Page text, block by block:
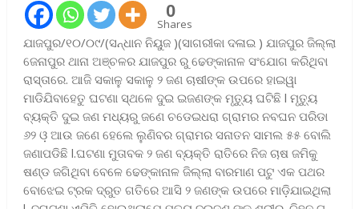
0
Shares
ଯାଜପୁର/୧୦/୦୯/(ସନ୍ଧାନ ନିୟୁଜ )(ସାଗରୀକା ଦଳାଇ ) ଯାଜପୁର ଜିଲ୍ଲା
ଜେନାପୁର ଥାନା ଅଞ୍ଚଳର ଯାଜପୁର ରୁ ଢେଙ୍କାନାଳ ସଂଯୋଗ କରିଥିବା
ରାସ୍ତାରେ. ଆଜି ସକାଳୁ ସକାଳୁ ୨ ଜଣ ଚାଷୀଙ୍କ ଉପରେ ହାଇୱା
ମାଡିଯିବାହେତୁ ଘଟଣା ସ୍ଥଳେ ଦୁଇ ଇଜଣଙ୍କ ମୃତ୍ୟୁ ଘଟିଛି l ମୃତ୍ୟୁ
ବ୍ୟକ୍ତି ଦୁଇ ଜଣ ମଧ୍ୟରୁ ଜଣେ ଚଡେଇଧରା ଗ୍ରାମର ନବଘନ ପରିଡା
୬୨ ଓ଼ ଆଉ ଜଣେ ହେଲେ ଲୁଣିବର ଗ୍ରାମର ସନାତନ ସାମଲ ୫୫ ବୋଲି
ଜଣାପଡିଛି l.ଘଟଣା ମୁତାବକ ୨ ଜଣ ବ୍ୟକ୍ତି ରାତିରେ ନିଜ ଚାଷ ଜମିକୁ
ଷଣ୍ଡ ଜଗିଥିବା ବେଳେ ଢେଙ୍କାନାଳ ଜିଲ୍ଲା ବାରମାଣ ପଟୁ ଏକ ପଥର
ବୋଝେଇ ଟ୍ରକ ଦ୍ରୁତ ଗତିରେ ଆସି ୨ ଜଣଙ୍କ ଉପରେ ମାଡ଼ିଯାଇଥିଲା